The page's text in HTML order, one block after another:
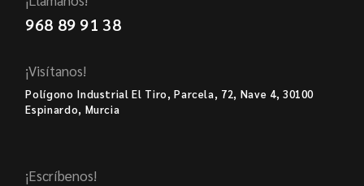
968 89 91 38
¡Visítanos!
Polígono Industrial El Tiro, Parcela, 72, Nave 4, 30100
Espinardo, Murcia
¡Escríbenos!